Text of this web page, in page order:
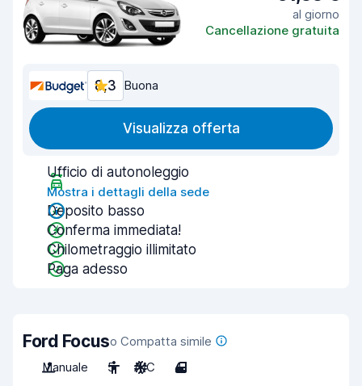
al giorno
Cancellazione gratuita
8,3 Buona
Visualizza offerta
Ufficio di autonoleggio
Mostra i dettagli della sede
Deposito basso
Conferma immediata!
Chilometraggio illimitato
Paga adesso
Ford Focuso Compatta simile
Manuale
5 A/C 4